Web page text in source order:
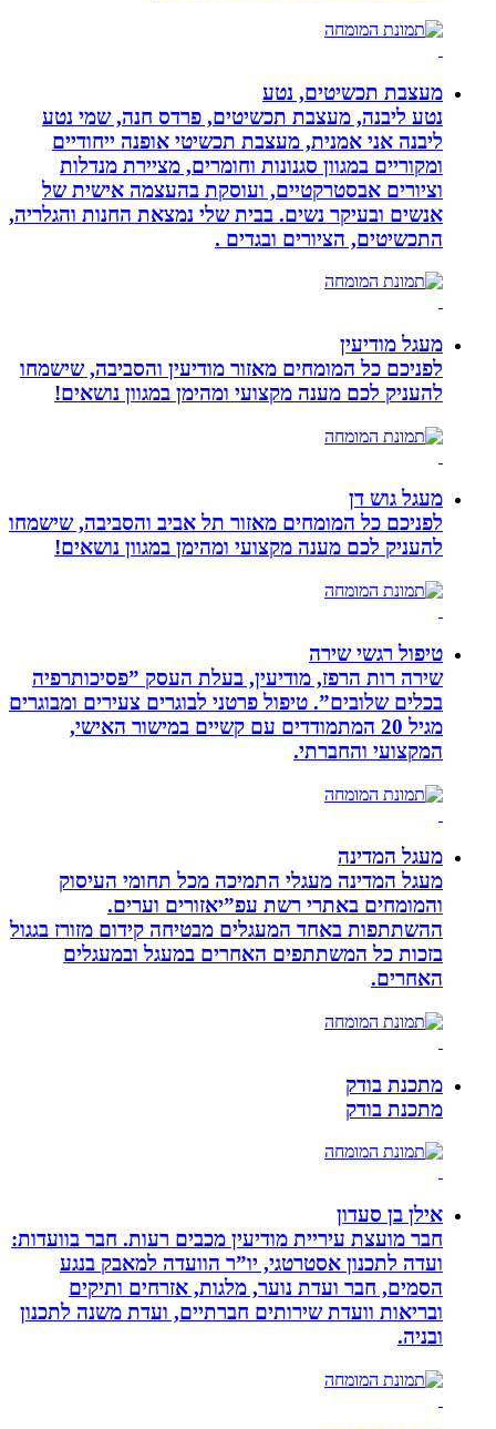
מעצבת תכשיטים, נטע
נטע ליבנה, מעצבת תכשיטים, פרדס חנה, שמי נטע
ליבנה אני אמנית, מעצבת תכשיטי אופנה ייחודיים
ומקוריים במגוון סגנונות וחומרים, מציירת מנדלות
וציורים אבסטרקטיים, ועוסקת בהעצמה אישית של
אנשים ובעיקר נשים. בבית שלי נמצאת החנות והגלריה,
התכשיטים, הציורים ובגדים .
מעגל מודיעין
לפניכם כל המומחים מאזור מודיעין והסביבה, שישמחו
להעניק לכם מענה מקצועי ומהימן במגוון נושאים!
מעגל גוש דן
לפניכם כל המומחים מאזור תל אביב והסביבה, שישמחו
להעניק לכם מענה מקצועי ומהימן במגוון נושאים!
טיפול רגשי שירה
שירה רות הרפז, מודיעין, בעלת העסק ”פסיכותרפיה
בכלים שלובים”. טיפול פרטני לבוגרים צעירים ומבוגרים
מגיל 20 המתמודדים עם קשיים במישור האישי,
המקצועי והחברתי.
מעגל המדינה
מעגל המדינה מעגלי התמיכה מכל תחומי העיסוק
והמומחים באתרי רשת עפ”יאזורים וערים.
ההשתתפות באחד המעגלים מבטיחה קידום מזורז בגגול
בזכות כל המשתתפים האחרים במעגל ובמעגלים
האחרים.
מתכנת בודק
מתכנת בודק
אילן בן סעדון
חבר מועצת עיריית מודיעין מכבים רעות. חבר בוועדות:
ועדה לתכנון אסטרטגי, יו”ר הוועדה למאבק בנגע
הסמים, חבר ועדת נוער, מלגות, אזרחים ותיקים
ובריאות וועדת שירותים חברתיים, ועדת משנה לתכנון
ובניה.